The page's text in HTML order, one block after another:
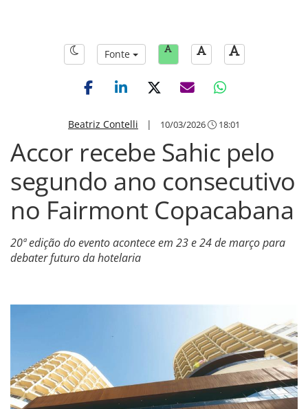
Fonte
Beatriz Contelli | 10/03/2026 18:01
Accor recebe Sahic pelo
segundo ano consecutivo
no Fairmont Copacabana
20ª edição do evento acontece em 23 e 24 de março para
debater futuro da hotelaria